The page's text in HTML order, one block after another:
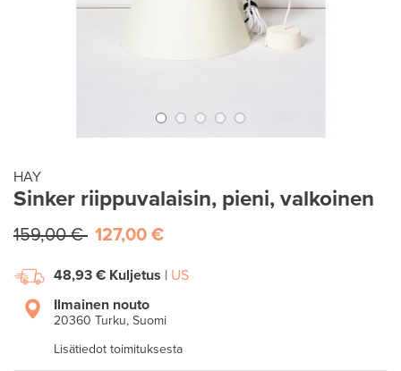
HAY
Sinker riippuvalaisin, pieni, valkoinen
159,00 € 127,00 €
48,93 € Kuljetus | US
Ilmainen nouto
20360 Turku, Suomi
Lisätiedot toimituksesta